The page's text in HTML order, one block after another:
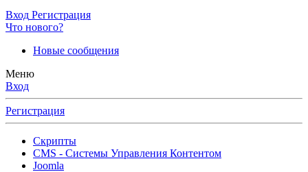
Вход Регистрация
Что нового?
Новые сообщения
Меню
Вход
Регистрация
Скрипты
CMS - Системы Управления Контентом
Joomla